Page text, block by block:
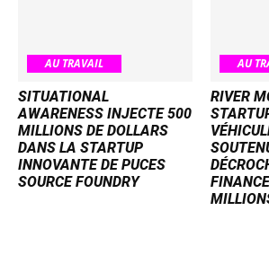
AU TRAVAIL
SITUATIONAL
AWARENESS INJECTE 500
MILLIONS DE DOLLARS
DANS LA STARTUP
INNOVANTE DE PUCES
SOURCE FOUNDRY
AU
RIVER